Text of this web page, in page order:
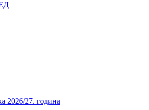
2026/27. година